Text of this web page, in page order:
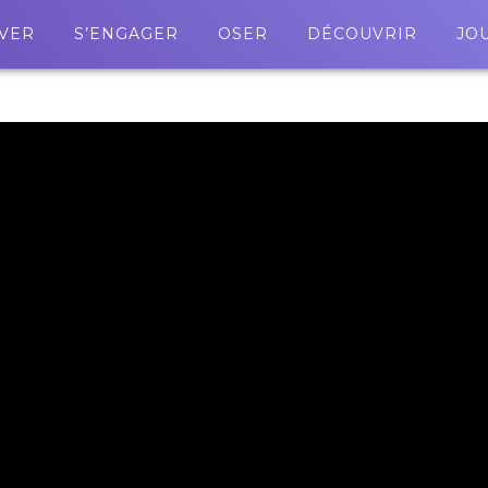
S’ENGAGER OSER DÉCOUVRIR